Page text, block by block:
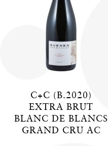
C+C (B.2020)
EXTRA BRUT
BLANC DE BLANCS
GRAND CRU AC